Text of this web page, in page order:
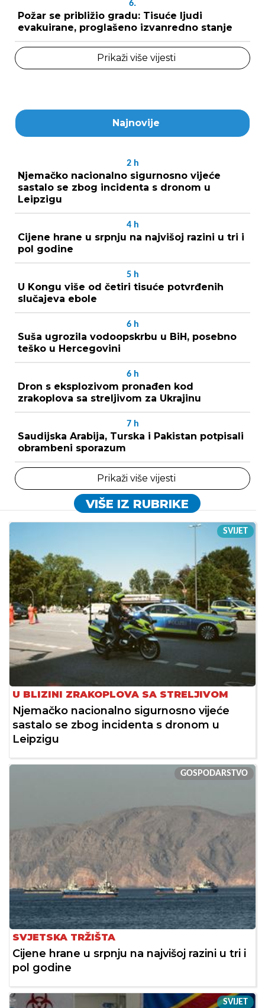
6.
Požar se približio gradu: Tisuće ljudi
evakuirane, proglašeno izvanredno stanje
Prikaži više vijesti
Najnovije
2 h
Njemačko nacionalno sigurnosno vijeće
sastalo se zbog incidenta s dronom u
Leipzigu
4 h
Cijene hrane u srpnju na najvišoj razini u tri i
pol godine
5 h
U Kongu više od četiri tisuće potvrđenih
slučajeva ebole
6 h
Suša ugrozila vodoopskrbu u BiH, posebno
teško u Hercegovini
6 h
Dron s eksplozivom pronađen kod
zrakoplova sa streljivom za Ukrajinu
7 h
Saudijska Arabija, Turska i Pakistan potpisali
obrambeni sporazum
Prikaži više vijesti
VIŠE IZ RUBRIKE
SVIJET
U BLIZINI ZRAKOPLOVA SA STRELJIVOM
Njemačko nacionalno sigurnosno vijeće
sastalo se zbog incidenta s dronom u
Leipzigu
GOSPODARSTVO
SVJETSKA TRŽIŠTA
Cijene hrane u srpnju na najvišoj razini u tri i
pol godine
SVIJET